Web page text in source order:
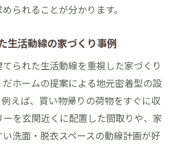
られることが分かります。
生活動線の家づくり事例
られた生活動線を重視した家づくり
ホームの提案による地元密着型の設
えば、買い物帰りの荷物をすぐに収
を玄関近くに配置した間取りや、家
洗面・脱衣スペースの動線計画が好